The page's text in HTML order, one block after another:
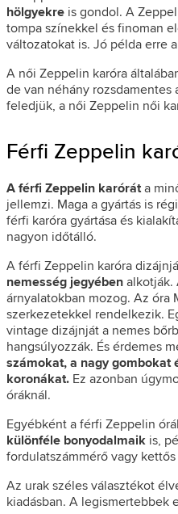
hölgyekre is gondol. A
tompa színekkel és finoman
változatokat is. Jó példa erre
A női Zeppelin karóra
de van néhány rozsdamentes
feledjük, a női Zeppelin női
Férfi Zeppelin
A férfi Zeppelin karóráta
jellemzi. Maga a gyártás is
férfi karóra gyártása és
nagyon időtálló.
A férfi Zeppelin karóra
nemesség jegyébenalkotják.
árnyalatokban mozog. Az óra
szerkezetekkel rendelkezik.
vintage dizájnját a nemes
hangsúlyozzák. És érdemes
számokat, a nagy gombokat
koronákat. Ez azonban
óráknál.
Egyébként a férfi Zeppelin
különféle bonyodalmaik is,
fordulatszámmérő vagy
Az urak széles választékot
kiadásban. A legismertebbek